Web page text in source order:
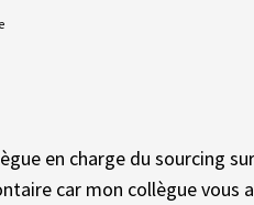
en charge du sourcing
car mon collègue vous